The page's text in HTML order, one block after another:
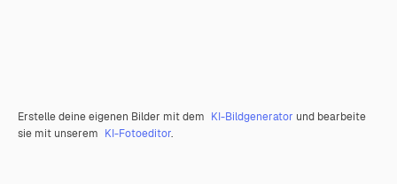
Erstelle deine eigenen Bilder mit dem KI-Bildgenerator und bearbeite
sie mit unserem KI-Fotoeditor.